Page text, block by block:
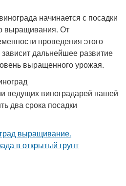
начинается с посадки
выращивания. От
проведения этого
дальнейшее развитие
выращенного урожая.
ведущих виноградарей нашей
два срока посадки